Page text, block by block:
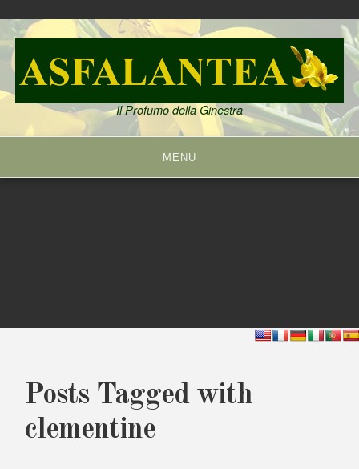
Skip
to
content
Il Profumo della Ginestra
MENU
Posts Tagged with
clementine